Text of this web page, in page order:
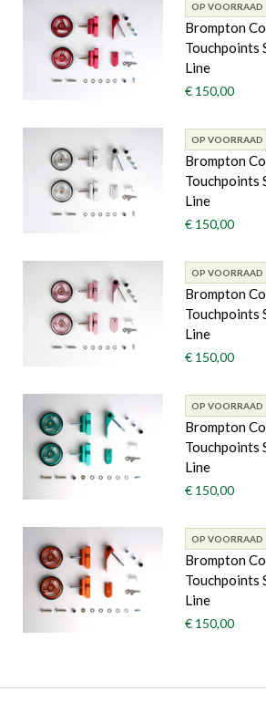
OP VOORRAAD
Brompton
Touchpoints
Line
€ 150,00
OP VOORRAAD
Brompton
Touchpoints
Line
€ 150,00
OP VOORRAAD
Brompton
Touchpoints
Line
€ 150,00
OP VOORRAAD
Brompton
Touchpoints
Line
€ 150,00
OP VOORRAAD
Brompton
Touchpoints
Line
€ 150,00